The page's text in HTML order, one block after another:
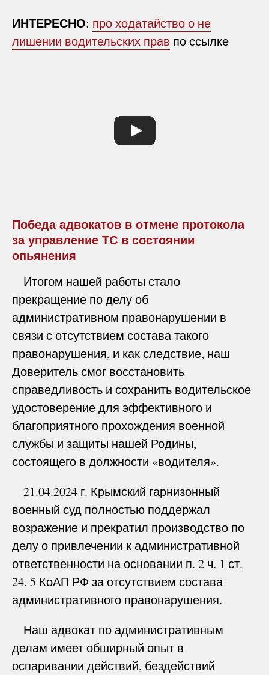
ИНТЕРЕСНО: про ходатайство о не
лишении водительских прав по ссылке
Победа адвокатов в отмене протокола
за управление ТС в состоянии
опьянения
Итогом нашей работы стало
прекращение по делу об
административном правонарушении в
связи с отсутствием состава такого
правонарушения, и как следствие, наш
Доверитель смог восстановить
справедливость и сохранить водительское
удостоверение для эффективного и
благоприятного прохождения военной
службы и защиты нашей Родины,
состоящего в должности «водителя».
21.04.2024 г. Крымский гарнизонный
военный суд полностью поддержал
возражение и прекратил производство по
делу о привлечении к административной
ответственности на основании п. 2 ч. 1 ст.
24. 5 КоАП РФ за отсутствием состава
административного правонарушения.
Наш адвокат по административным
делам имеет обширный опыт в
оспаривании действий, бездействий